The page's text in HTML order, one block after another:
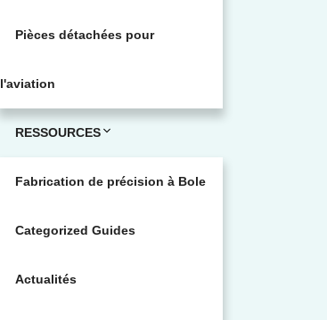
Pièces détachées pour
l'aviation
RESSOURCES
Fabrication de précision à Bole
Categorized Guides
Actualités